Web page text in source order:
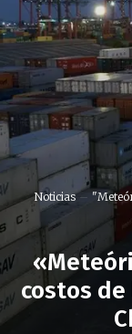
Noticias
costos